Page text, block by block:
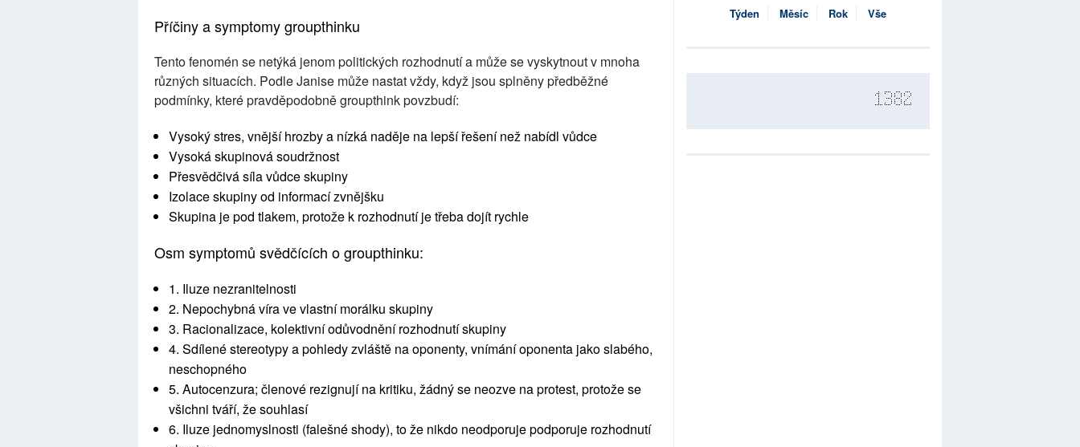
Příčiny a symptomy groupthinku
Tento fenomén se netýká jenom politických rozhodnutí a může se vyskytnout v mnoha
různých situacích. Podle Janise může nastat vždy, když jsou splněny předběžné
podmínky, které pravděpodobně groupthink povzbudí:
Vysoký stres, vnější hrozby a nízká naděje na lepší řešení než nabídl vůdce
Vysoká skupinová soudržnost
Přesvědčivá síla vůdce skupiny
Izolace skupiny od informací zvnějšku
Skupina je pod tlakem, protože k rozhodnutí je třeba dojít rychle
Osm symptomů svědčících o groupthinku:
1. Iluze nezranitelnosti
2. Nepochybná víra ve vlastní morálku skupiny
3. Racionalizace, kolektivní odůvodnění rozhodnutí skupiny
4. Sdílené stereotypy a pohledy zvláště na oponenty, vnímání oponenta jako slabého,
neschopného
5. Autocenzura; členové rezignují na kritiku, žádný se neozve na protest, protože se
všichni tváří, že souhlasí
6. Iluze jednomyslnosti (falešné shody), to že nikdo neodporuje podporuje rozhodnutí
Týden Měsíc Rok Vše
1382